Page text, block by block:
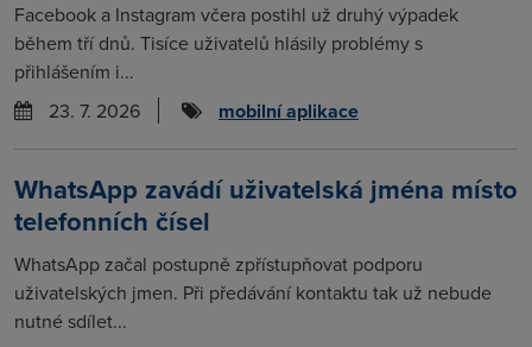
Facebook a Instagram včera postihl už druhý výpadek
během tří dnů. Tisíce uživatelů hlásily problémy s
přihlášením i...
23. 7. 2026
mobilní aplikace
WhatsApp zavádí uživatelská jména místo
telefonních čísel
WhatsApp začal postupně zpřístupňovat podporu
uživatelských jmen. Při předávání kontaktu tak už nebude
nutné sdílet...